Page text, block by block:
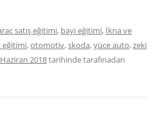
satış eğitimi, bayi eğitimi, İkna ve
eğitimi,otomotiv,skoda,yüce auto,zeki
2018tarihindetarafınadan